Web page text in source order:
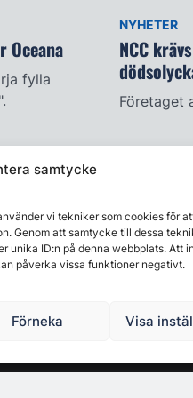
samtycke
vi tekniker som cookies för
Genom att samtycke till dessa
unika ID:n på denna webbplats. Att
påverka vissa funktioner negativt.
Förneka Visa
Oceana
fylla
NYHETER
NCC
Företaget